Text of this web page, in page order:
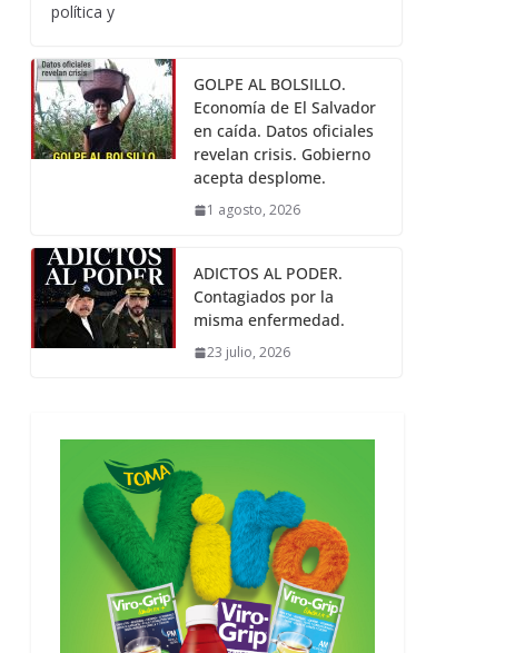
política y
GOLPE AL BOLSILLO.
Economía de El Salvador
en caída. Datos oficiales
revelan crisis. Gobierno
acepta desplome.
1 agosto, 2026
ADICTOS AL PODER.
Contagiados por la
misma enfermedad.
23 julio, 2026